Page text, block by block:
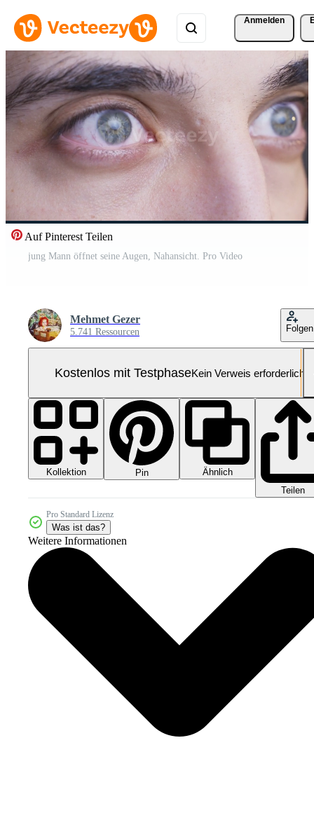
Anmelden
Auf Pinterest Teilen
jung Mann öffnet seine Augen, Nahansicht. Pro Video
Mehmet Gezer
5.741 Ressourcen Folgen
Kostenlos mit TestphaseKein Verweis erforderlich
Kollektion Pin
Ähnlich
Teilen
Pro Standard Lizenz
Was ist das?
Weitere Informationen